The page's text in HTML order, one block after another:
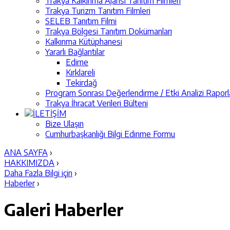
Trakya Turizm Tanıtım Filmleri
SELEB Tanıtım Filmi
Trakya Bölgesi Tanıtım Dokümanları
Kalkınma Kütüphanesi
Yararlı Bağlantılar
Edirne
Kırklareli
Tekirdağ
Program Sonrası Değerlendirme / Etki Analizi
Trakya İhracat Verileri Bülteni
İLETİŞİM
Bize Ulaşın
Cumhurbaşkanlığı Bilgi Edinme Formu
ANA SAYFA ›
HAKKIMIZDA ›
Daha Fazla Bilgi için ›
Haberler ›
Galeri Haberler